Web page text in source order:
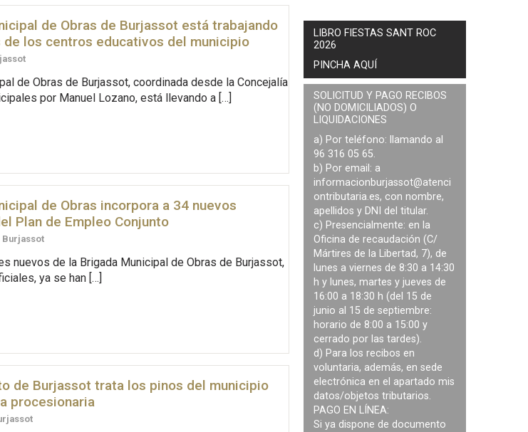
de Obras de Burjassot está trabajando
de los centros educativos del municipio
de Obras de Burjassot, coordinada desde la Concejalía
por Manuel Lozano, está llevando a […]
de Obras incorpora a 34 nuevos
Plan de Empleo Conjunto
Burjassot
nuevos de la Brigada Municipal de Obras de Burjassot,
ya se han […]
de Burjassot trata los pinos del municipio
procesionaria
LIBRO FIESTAS SANT ROC
2026
PINCHA AQUÍ
SOLICITUD Y PAGO RECIBOS
(NO DOMICILIADOS) O
LIQUIDACIONES
a) Por teléfono: llamando al
96 316 05 65.
b) Por email: a
informacionburjassot@atenci
ontributaria.es, con nombre,
apellidos y DNI del titular.
c) Presencialmente: en la
Oficina de recaudación (C/
Mártires de la Libertad, 7), de
lunes a viernes de 8:30 a 14:30
h y lunes, martes y jueves de
16:00 a 18:30 h (del 15 de
junio al 15 de septiembre:
horario de 8:00 a 15:00 y
cerrado por las tardes).
d) Para los recibos en
voluntaria, además, en sede
electrónica en el apartado mis
datos/objetos tributarios.
PAGO EN LÍNEA:
Si ya dispone de documento